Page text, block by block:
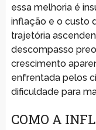
essa melhoria é
inflação e o custo
trajetória
descompasso
crescimento
enfrentada pelos
dificuldade para
COMO A